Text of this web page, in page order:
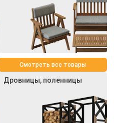
Смотреть все товары
Дровницы, поленницы